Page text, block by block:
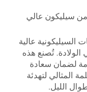
سيليكون عالي
السيليكونية عالية
تُصنع هذه
لضمان سعادة
المثالي لتهدئة
الليل.